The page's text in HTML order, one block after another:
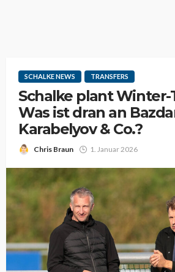
SCHALKE NEWS TRANSFERS
Schalke plant Winter-
Was ist dran an
Karabelyov & Co.?
Chris Braun 1. Januar 2026